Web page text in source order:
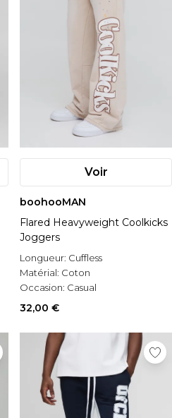
Voir
boohooMAN
Flared Heavyweight Coolkicks
Joggers
Longueur: Cuffless
Matérial: Coton
Occasion: Casual
32,00 €